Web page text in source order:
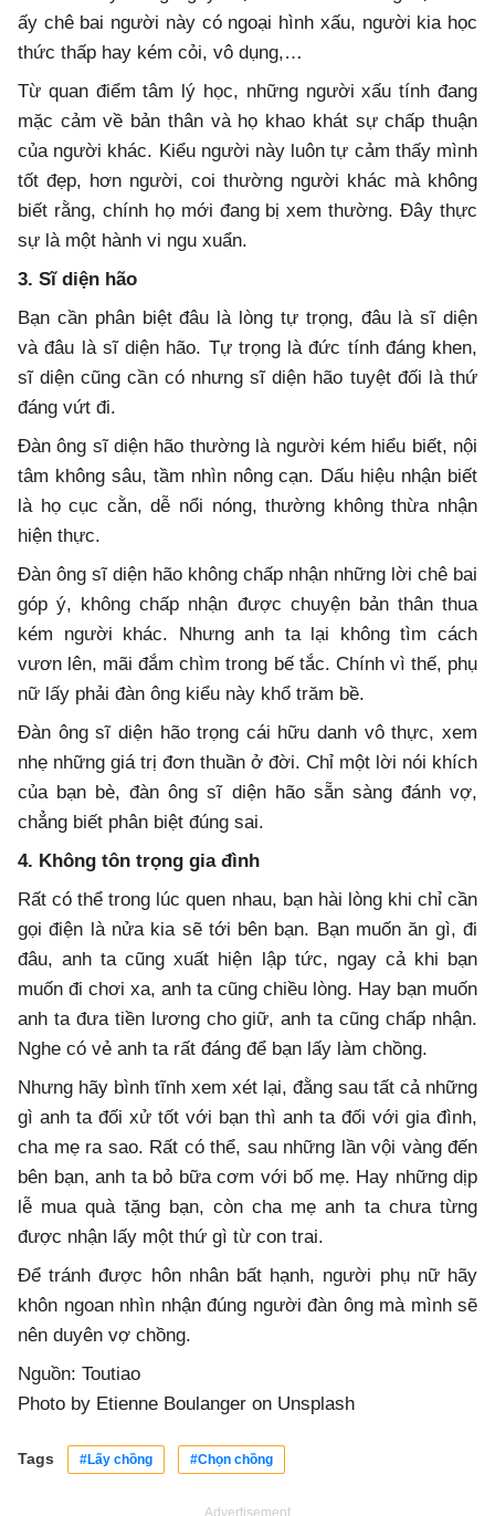
ấy chê bai người này có ngoại hình xấu, người kia học
thức thấp hay kém cỏi, vô dụng,…
Từ quan điểm tâm lý học, những người xấu tính đang
mặc cảm về bản thân và họ khao khát sự chấp thuận
của người khác. Kiểu người này luôn tự cảm thấy mình
tốt đẹp, hơn người, coi thường người khác mà không
biết rằng, chính họ mới đang bị xem thường. Đây thực
sự là một hành vi ngu xuẩn.
3. Sĩ diện hão
Bạn cần phân biệt đâu là lòng tự trọng, đâu là sĩ diện
và đâu là sĩ diện hão. Tự trọng là đức tính đáng khen,
sĩ diện cũng cần có nhưng sĩ diện hão tuyệt đối là thứ
đáng vứt đi.
Đàn ông sĩ diện hão thường là người kém hiểu biết, nội
tâm không sâu, tầm nhìn nông cạn. Dấu hiệu nhận biết
là họ cục cằn, dễ nổi nóng, thường không thừa nhận
hiện thực.
Đàn ông sĩ diện hão không chấp nhận những lời chê bai
góp ý, không chấp nhận được chuyện bản thân thua
kém người khác. Nhưng anh ta lại không tìm cách
vươn lên, mãi đắm chìm trong bế tắc. Chính vì thế, phụ
nữ lấy phải đàn ông kiểu này khổ trăm bề.
Đàn ông sĩ diện hão trọng cái hữu danh vô thực, xem
nhẹ những giá trị đơn thuần ở đời. Chỉ một lời nói khích
của bạn bè, đàn ông sĩ diện hão sẵn sàng đánh vợ,
chẳng biết phân biệt đúng sai.
4. Không tôn trọng gia đình
Rất có thể trong lúc quen nhau, bạn hài lòng khi chỉ cần
gọi điện là nửa kia sẽ tới bên bạn. Bạn muốn ăn gì, đi
đâu, anh ta cũng xuất hiện lập tức, ngay cả khi bạn
muốn đi chơi xa, anh ta cũng chiều lòng. Hay bạn muốn
anh ta đưa tiền lương cho giữ, anh ta cũng chấp nhận.
Nghe có vẻ anh ta rất đáng để bạn lấy làm chồng.
Nhưng hãy bình tĩnh xem xét lại, đằng sau tất cả những
gì anh ta đối xử tốt với bạn thì anh ta đối với gia đình,
cha mẹ ra sao. Rất có thể, sau những lần vội vàng đến
bên bạn, anh ta bỏ bữa cơm với bố mẹ. Hay những dịp
lễ mua quà tặng bạn, còn cha mẹ anh ta chưa từng
được nhận lấy một thứ gì từ con trai.
Để tránh được hôn nhân bất hạnh, người phụ nữ hãy
khôn ngoan nhìn nhận đúng người đàn ông mà mình sẽ
nên duyên vợ chồng.
Nguồn: Toutiao
Photo by Etienne Boulanger on Unsplash
Tags #Lấy chồng #Chọn chồng
Advertisement